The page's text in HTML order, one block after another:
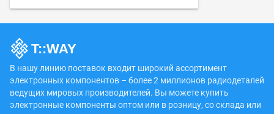
В нашу линию поставок входит широкий ассортимент
электронных компонентов – более 2 миллионов радиодеталей
ведущих мировых производителей. Вы можете купить
электронные компоненты оптом или в розницу, со склада или